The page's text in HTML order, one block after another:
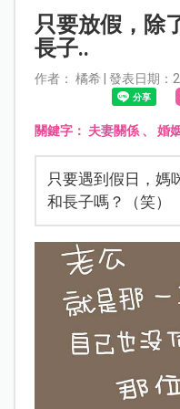
只要放假，除
長子..
作者： 橘希 | 發表日期：
關鍵字： 夫妻關係、 婚
只要遇到假日，媽
和長子嗎？（笑）